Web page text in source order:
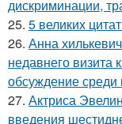
дискриминации,
25. 5 великих
26. Анна
недавнего визита
обсуждение среди
27. Актриса
введения